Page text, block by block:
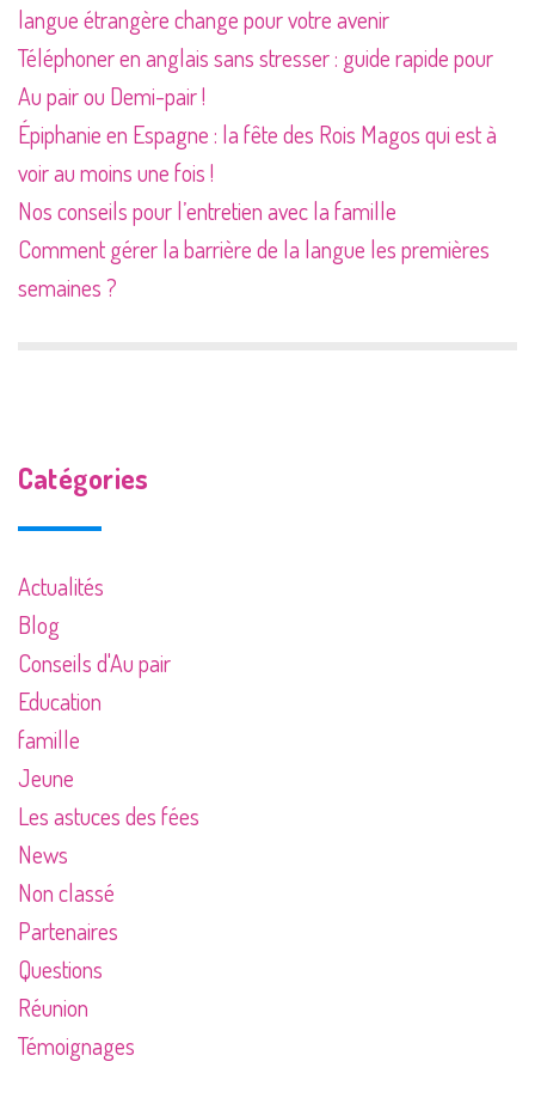
langue étrangère change pour votre avenir
Téléphoner en anglais sans stresser : guide rapide pour
Au pair ou Demi-pair !
Épiphanie en Espagne : la fête des Rois Magos qui est à
voir au moins une fois !
Nos conseils pour l’entretien avec la famille
Comment gérer la barrière de la langue les premières
semaines ?
Catégories
Actualités
Blog
Conseils d'Au pair
Education
famille
Jeune
Les astuces des fées
News
Non classé
Partenaires
Questions
Réunion
Témoignages